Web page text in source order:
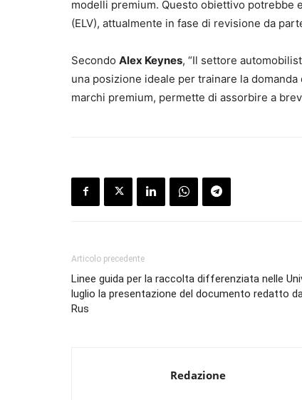
modelli premium. Questo obiettivo potrebbe
(ELV), attualmente in fase di revisione da
Secondo Alex Keynes, “Il settore
una posizione ideale per trainare la
marchi premium, permette di assorbire a
Articolo precedente
Linee guida per la raccolta differenziata nelle
luglio la presentazione del documento redatto
Rus
Redazione